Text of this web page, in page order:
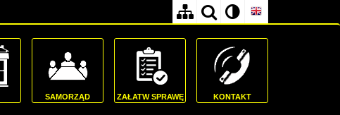
SAMORZĄD ZAŁATW SPRAWĘ KONTAKT